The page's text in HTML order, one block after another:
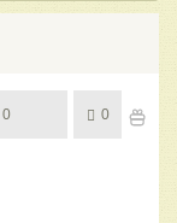
0 0